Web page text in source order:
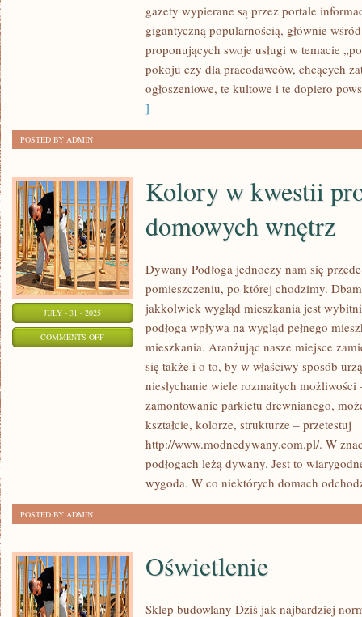
gazety wypierane są przez portale
gigantyczną popularnością, głównie
proponujących swoje usługi w temacie
pokoju czy dla pracodawców, chcących
ogłoszeniowe, te kultowe i te dopiero
]
POSTED BY ADMIN
JULY - 31 - 2025
COMMENTS OFFON
Kolory w kwestii
domowych wnętrz
Dywany Podłoga jednoczy nam się
pomieszczeniu, po której chodzimy.
jakkolwiek wygląd mieszkania jest
podłoga wpływa na wygląd pełnego
mieszkania. Aranżując nasze miejsce
się także i o to, by w właściwy sposób
niesłychanie wiele rozmaitych
zamontowanie parkietu drewnianego,
kształcie, kolorze, strukturze – przetestuj
http://www.modnedywany.com.pl/. W
podłogach leżą dywany. Jest to
wygoda. W co niektórych domach
POSTED BY ADMIN
Oświetlenie
Sklep budowlany Dziś jak najbardziej